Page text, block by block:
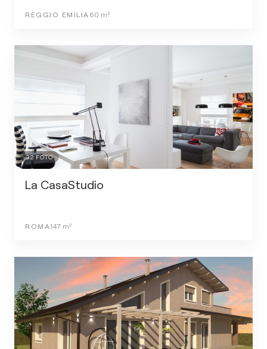
REGGIO EMILIA 60 m²
32FOTO
La CasaStudio
ROMA147 m²